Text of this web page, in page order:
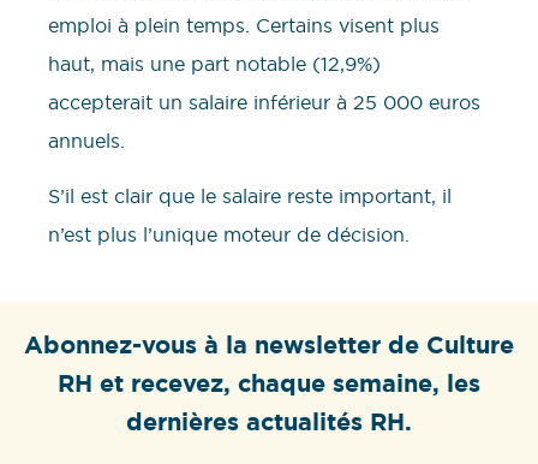
emploi à plein temps. Certains visent plus
haut, mais une part notable (12,9%)
accepterait un salaire inférieur à 25 000 euros
annuels.
S’il est clair que le salaire reste important, il
n’est plus l’unique moteur de décision.
Abonnez-vous à la newsletter de Culture
RH et recevez, chaque semaine, les
dernières actualités RH.